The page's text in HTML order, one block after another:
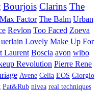
Bourjois Clarins The
Max Factor The Balm Urban
Revlon Too Faced Zoeva
Lovely Make Up For
Laurent Boscia avon wibo
Revolution Pierre Rene
Avene Celia EOS Giorgio
Pat&Rub nivea real techniques